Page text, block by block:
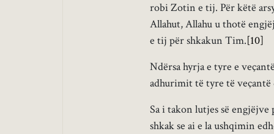
robi Zotin e tij. Për këtë
Allahut, Allahu u thotë
e tij për shkakun Tim.[10]
Ndërsa hyrja e tyre e
adhurimit të tyre të veçantë
Sa i takon lutjes së
shkak se ai e la ushqimin